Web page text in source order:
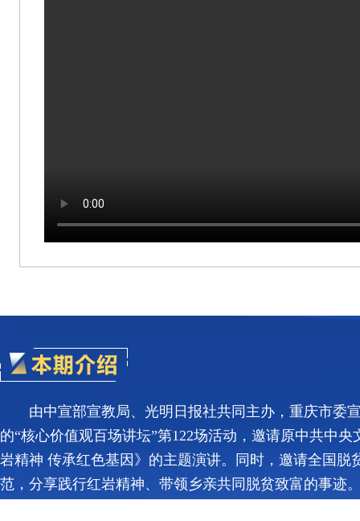
由中宣部宣教局、光明日报社共同主办，重庆市委
的“核心价值观百场讲坛”第122场活动，邀请原中共中
岩精神 传承红色基因》的主题演讲。同时，邀请全国
范，分享践行红岩精神、带领乡亲共同脱贫致富的事迹